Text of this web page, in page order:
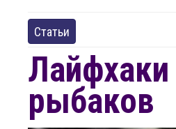
Статьи
рыбаков